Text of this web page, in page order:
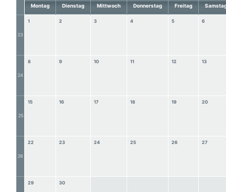
Montag Dienstag Mittwoch Donnerstag Freitag
23
1 2 3 4 5 6
24
8 9 10 11 12 13
25
15 16 17 18 19 20
26
22 23 24 25 26 27
29 30